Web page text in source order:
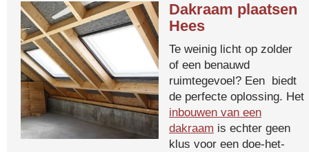
Dakraam plaatsen
Hees
Te weinig licht op zolder
of een benauwd
ruimtegevoel? Een biedt
de perfecte oplossing. Het
inbouwen van een
dakraam is echter geen
klus voor een doe-het-